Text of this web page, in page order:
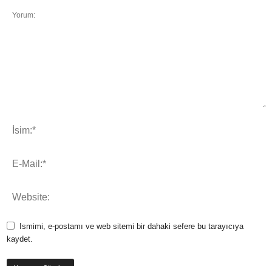
Ismimi, e-postamı ve web sitemi bir dahaki sefere bu tarayıcıya
kaydet.